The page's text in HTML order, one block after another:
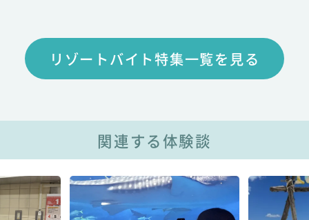
リゾートバイト特集一覧を見る
関連する体験談